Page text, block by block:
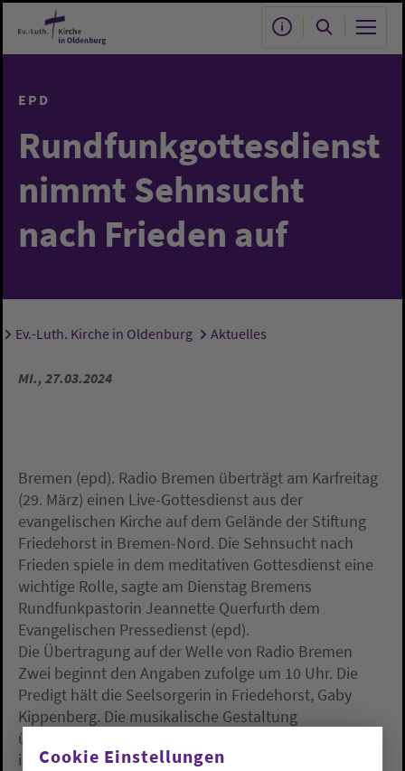
Zum Hauptinhalt springen
EPD
Rundfunkgottesdienst
nimmt Sehnsucht
nach Frieden auf
Sie sind hier:
Ev.-Luth. Kirche in Oldenburg Aktuelles
MI., 27.03.2024
Bremen (epd). Radio Bremen überträgt am Karfreitag
(29. März) einen Live-Gottesdienst aus der
evangelischen Kirche auf dem Gelände der Stiftung
Friedehorst in Bremen-Nord. Die Sehnsucht nach
Frieden spiele in dem meditativen Gottesdienst eine
wichtige Rolle, sagte am Dienstag Bremens
Rundfunkpastorin Jeannette Querfurth dem
Evangelischen Pressedienst (epd).
Die Übertragung auf der Welle von Radio Bremen
Zwei beginnt den Angaben zufolge um 10 Uhr. Die
Predigt hält die Seelsorgerin in Friedehorst, Gaby
Kippenberg. Die musikalische Gestaltung
übernehmen der Organist Andreas Kettmann und der
inklusive Chor «Irgendwie Anders».
Cookie Einstellungen